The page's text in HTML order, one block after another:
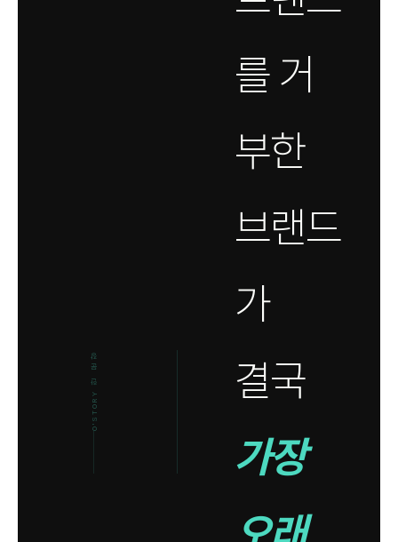
O'STORY 한 문장
를 거
부한
브랜드
가
결국
가장